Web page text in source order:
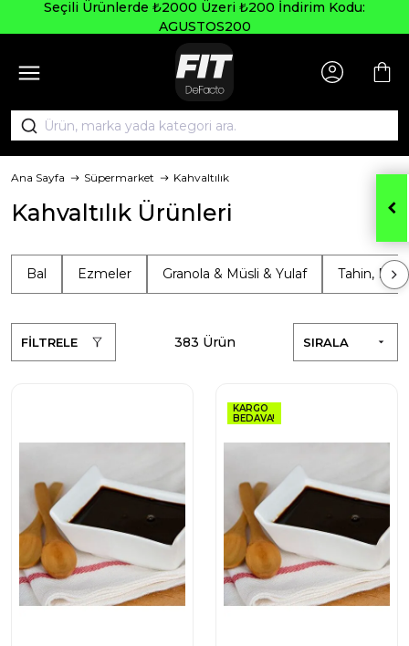
Seçili Ürünlerde ₺2000 Üzeri ₺200 İndirim Kodu:
AGUSTOS200
Ana Sayfa Süpermarket Kahvaltılık
Kahvaltılık Ürünleri
Bal Ezmeler Granola & Müsli & Yulaf Tahin,
FİLTRELE SIRALA
383 Ürün
KARGO
BEDAVA!